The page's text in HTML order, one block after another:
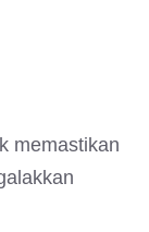
memastikan